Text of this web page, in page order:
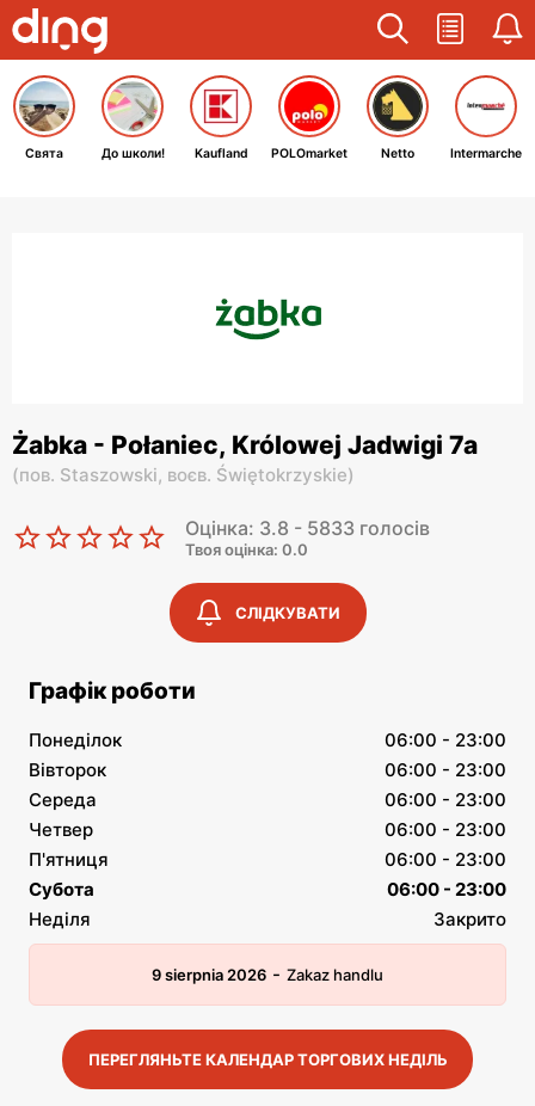
Свята До школи! Kaufland POLOmarket Netto Intermarche
Żabka - Połaniec, Królowej Jadwigi 7a
(пов. Staszowski, воєв. Świętokrzyskie)
Оцінка: 3.8 - 5833 голосів
Твоя оцінка: 0.0
СЛІДКУВАТИ
Графік роботи
Понеділок
06:00 - 23:00
Вівторок
06:00 - 23:00
Середа
06:00 - 23:00
Четвер
06:00 - 23:00
П'ятниця
06:00 - 23:00
Субота
06:00 - 23:00
Неділя
Закрито
9 sierpnia 2026 - Zakaz handlu
ПЕРЕГЛЯНЬТЕ КАЛЕНДАР ТОРГОВИХ НЕДІЛЬ